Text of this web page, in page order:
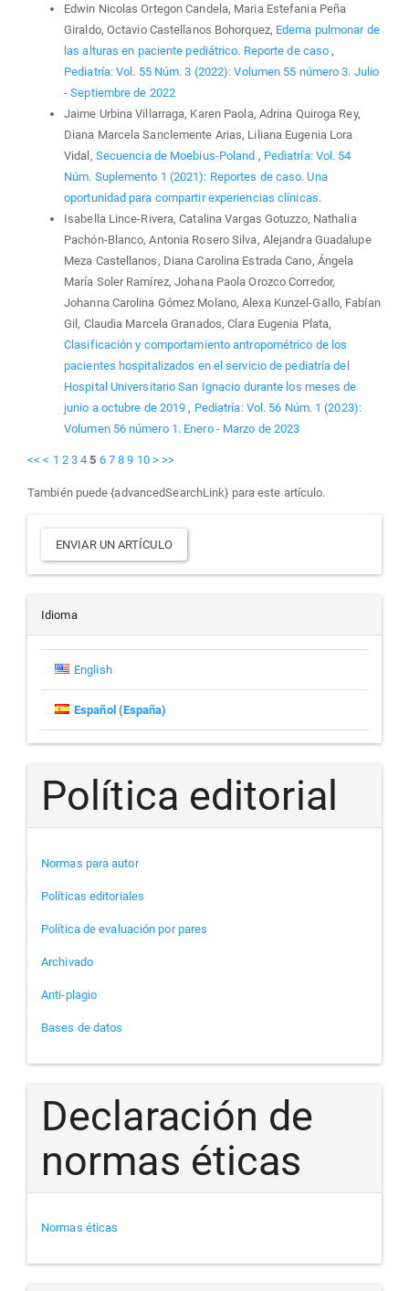
Edwin Nicolas Ortegon Candela, Maria Estefania Peña
Giraldo, Octavio Castellanos Bohorquez, Edema pulmonar de
las alturas en paciente pediátrico. Reporte de caso ,
Pediatría: Vol. 55 Núm. 3 (2022): Volumen 55 número 3. Julio
- Septiembre de 2022
Jaime Urbina Villarraga, Karen Paola, Adrina Quiroga Rey,
Diana Marcela Sanclemente Arias, Liliana Eugenia Lora
Vidal, Secuencia de Moebius-Poland , Pediatría: Vol. 54
Núm. Suplemento 1 (2021): Reportes de caso. Una
oportunidad para compartir experiencias clínicas.
Isabella Lince-Rivera, Catalina Vargas Gotuzzo, Nathalia
Pachón-Blanco, Antonia Rosero Silva, Alejandra Guadalupe
Meza Castellanos, Diana Carolina Estrada Cano, Ángela
María Soler Ramírez, Johana Paola Orozco Corredor,
Johanna Carolina Gómez Molano, Alexa Kunzel-Gallo, Fabían
Gil, Claudia Marcela Granados, Clara Eugenia Plata,
Clasificación y comportamiento antropométrico de los
pacientes hospitalizados en el servicio de pediatría del
Hospital Universitario San Ignacio durante los meses de
junio a octubre de 2019 , Pediatría: Vol. 56 Núm. 1 (2023):
Volumen 56 número 1. Enero - Marzo de 2023
<< < 1 2 3 4 5 6 7 8 9 10 > >>
También puede {advancedSearchLink} para este artículo.
Enviar
un
artículo
ENVIAR UN ARTÍCULO
Idioma
English
Español (España)
Política editorial
Normas para autor
Políticas editoriales
Política de evaluación por pares
Archivado
Anti-plagio
Bases de datos
Declaración de
normas éticas
Normas éticas